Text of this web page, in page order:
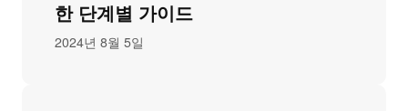
한 단계별 가이드
2024년 8월 5일